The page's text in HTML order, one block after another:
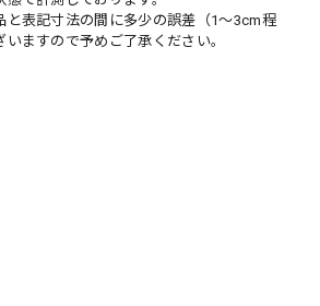
と表記寸法の間に多少の誤差（1～3cm程
ますので予めご了承ください。